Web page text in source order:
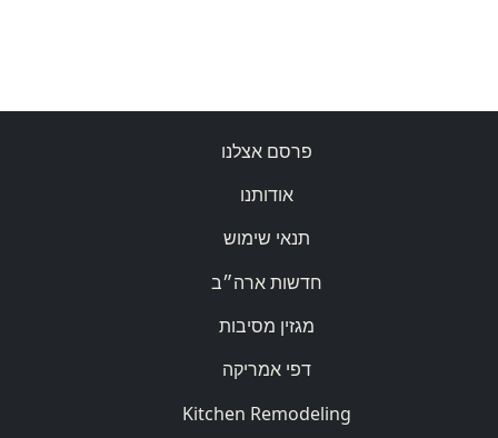
פרסם אצלנו
אודותנו
תנאי שימוש
חדשות ארה״ב
מגזין מסיבות
דפי אמריקה
Kitchen Remodeling